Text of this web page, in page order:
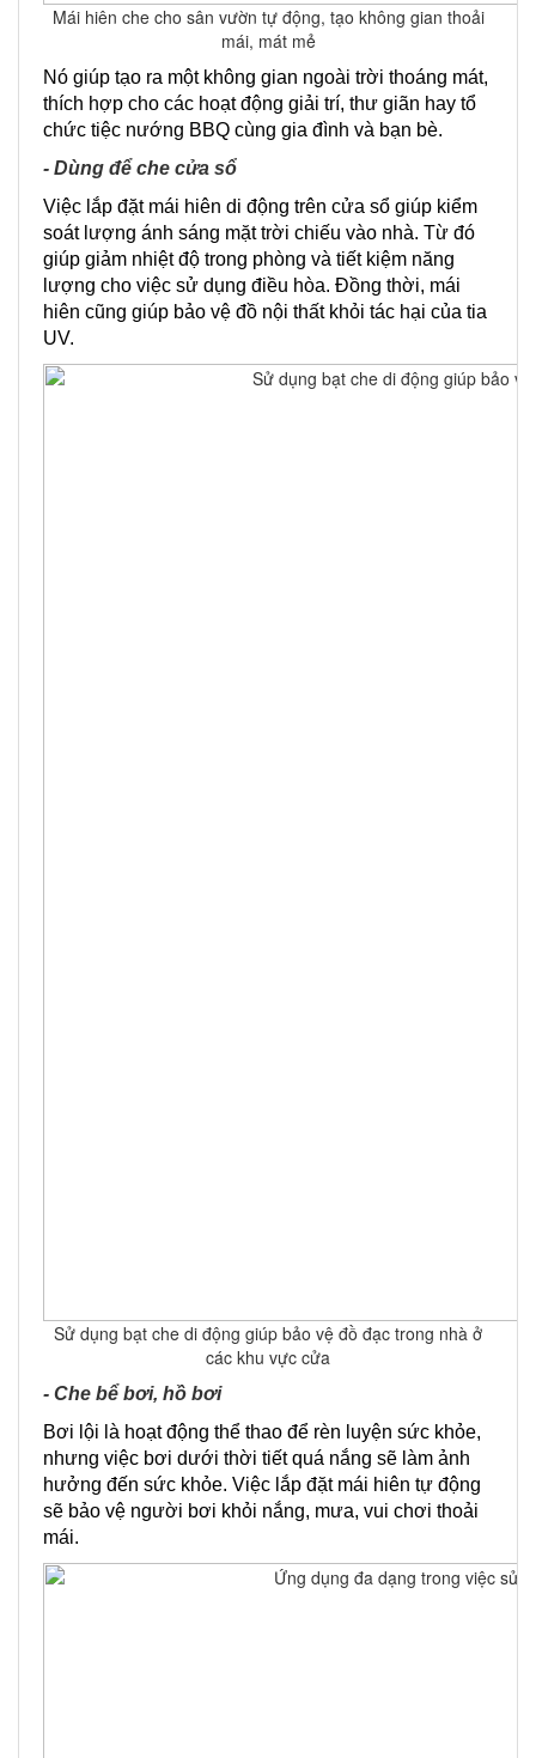
Mái hiên che cho sân vườn tự động, tạo không gian thoải
mái, mát mẻ
Nó giúp tạo ra một không gian ngoài trời thoáng mát,
thích hợp cho các hoạt động giải trí, thư giãn hay tổ
chức tiệc nướng BBQ cùng gia đình và bạn bè.
- Dùng để che cửa sổ
Việc lắp đặt mái hiên di động trên cửa sổ giúp kiểm
soát lượng ánh sáng mặt trời chiếu vào nhà. Từ đó
giúp giảm nhiệt độ trong phòng và tiết kiệm năng
lượng cho việc sử dụng điều hòa. Đồng thời, mái
hiên cũng giúp bảo vệ đồ nội thất khỏi tác hại của tia
UV.
Sử dụng bạt che di động giúp bảo vệ đồ đạc trong nhà ở
các khu vực cửa
- Che bể bơi, hồ bơi
Bơi lội là hoạt động thể thao để rèn luyện sức khỏe,
nhưng việc bơi dưới thời tiết quá nắng sẽ làm ảnh
hưởng đến sức khỏe. Việc lắp đặt mái hiên tự động
sẽ bảo vệ người bơi khỏi nắng, mưa, vui chơi thoải
mái.